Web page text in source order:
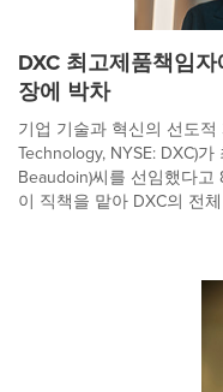
DXC 최고제품책임
장에 박차
기업 기술과 혁신의 선도
Technology, NYSE: DXC)
Beaudoin)씨를 선임했다
이 직책을 맡아 DXC의 전